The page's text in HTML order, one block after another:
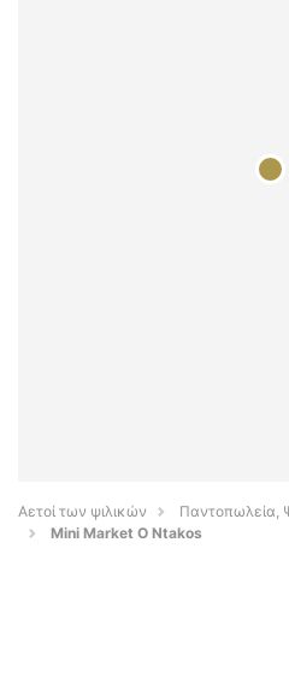
Αετοί των ψιλικών
Παντοπωλεία,
Mini Market O Ntakos